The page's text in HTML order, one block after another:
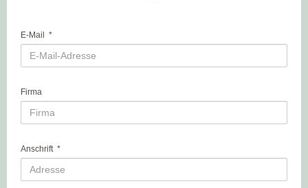
E-Mail *
Firma
Anschrift *